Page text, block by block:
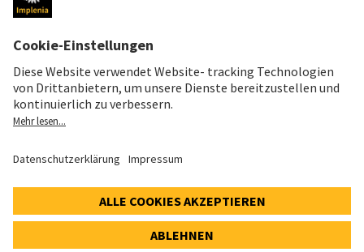
RECHTLICHES
Impressum
Datenschutz
Cookie- und Social-Media-Richtlinie
© 2026 Implenia Schweiz AG IMPACT